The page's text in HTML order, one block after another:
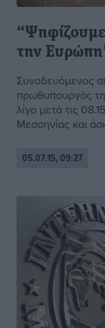
την
Συνοδευόμενος
πρωθυπουργός
λίγο μετά τις
Μεσσηνίας και
05.07.15, 09:27